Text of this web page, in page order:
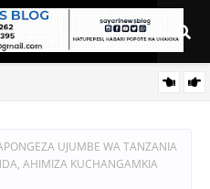
UJUMBE WA TANZANIA
AHIMIZA KUCHANGAMKIA